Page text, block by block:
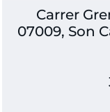
Carrer
07009, Son